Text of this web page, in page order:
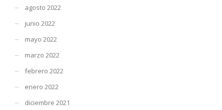
agosto 2022
junio 2022
mayo 2022
marzo 2022
febrero 2022
enero 2022
diciembre 2021